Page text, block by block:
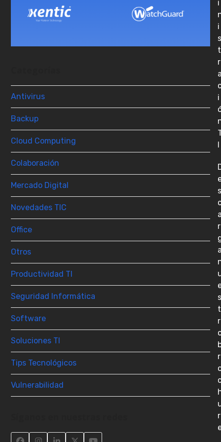
Antivirus
Backup
Cloud Computing
Colaboración
Mercado Digital
Novedades TIC
Office
Otros
Productividad TI
Seguridad Informática
Software
Soluciones TI
Tips Tecnológicos
Vulnerabilidad
i
i
s
t
r
i
I
s
r
s
t
r
r
r